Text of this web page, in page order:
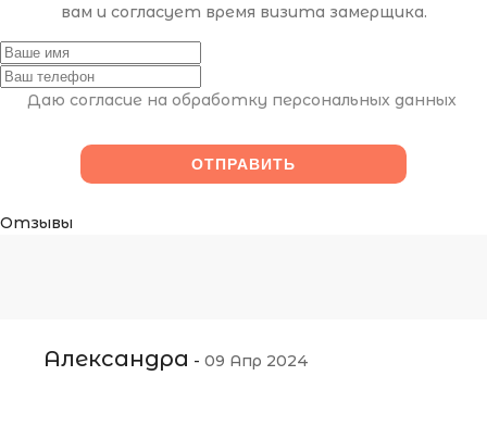
вам и согласует время визита замерщика.
Даю согласие на обработку персональных данных
Отзывы
Александра - 09 Апр 2024